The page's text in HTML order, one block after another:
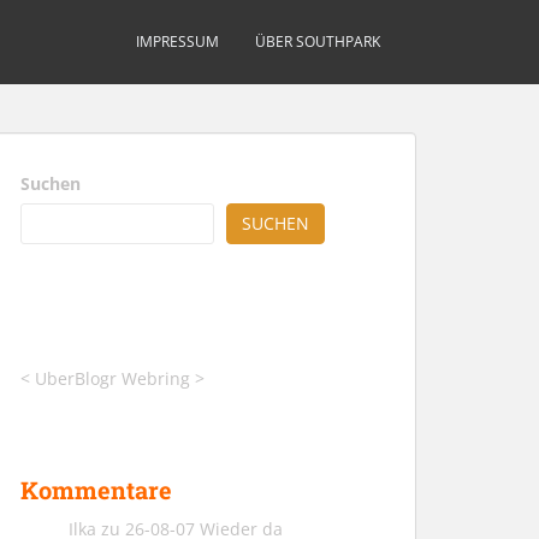
IMPRESSUM ÜBER SOUTHPARK
Suchen
SUCHEN
< UberBlogr Webring >
Kommentare
Ilka zu 26-08-07 Wieder da